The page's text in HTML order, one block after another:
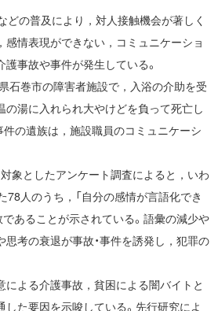
の普及により，対人接触機会が著しく
情表現ができない，コミュニケーショ
事故や事件が発生している。
石巻市の障害者施設で，入浴の介助を受
の湯に入れられ大やけどを負って死亡し
の遺族は，施設職員のコミュニケーシ
象としたアンケート調査によると，いわ
78人のうち，「自分の感情が言語化でき
あることが示されている。語彙の減少や
考の衰退が事故・事件を誘発し，犯罪の
よる介護事故，貧困による闇バイトと
た要因を示唆している。先行研究によ